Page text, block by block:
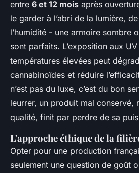
entre 6 et 12 mois après
le garder à l’abri de la lumière,
l’humidité - une armoire sombre
sont parfaits. L’exposition aux
températures élevées peut
cannabinoïdes et réduire
n’est pas du luxe, c’est du bon
leurrer, un produit mal conservé,
qualité, finit par perdre de sa
L'approche éthique de la
Opter pour une production
seulement une question de goût